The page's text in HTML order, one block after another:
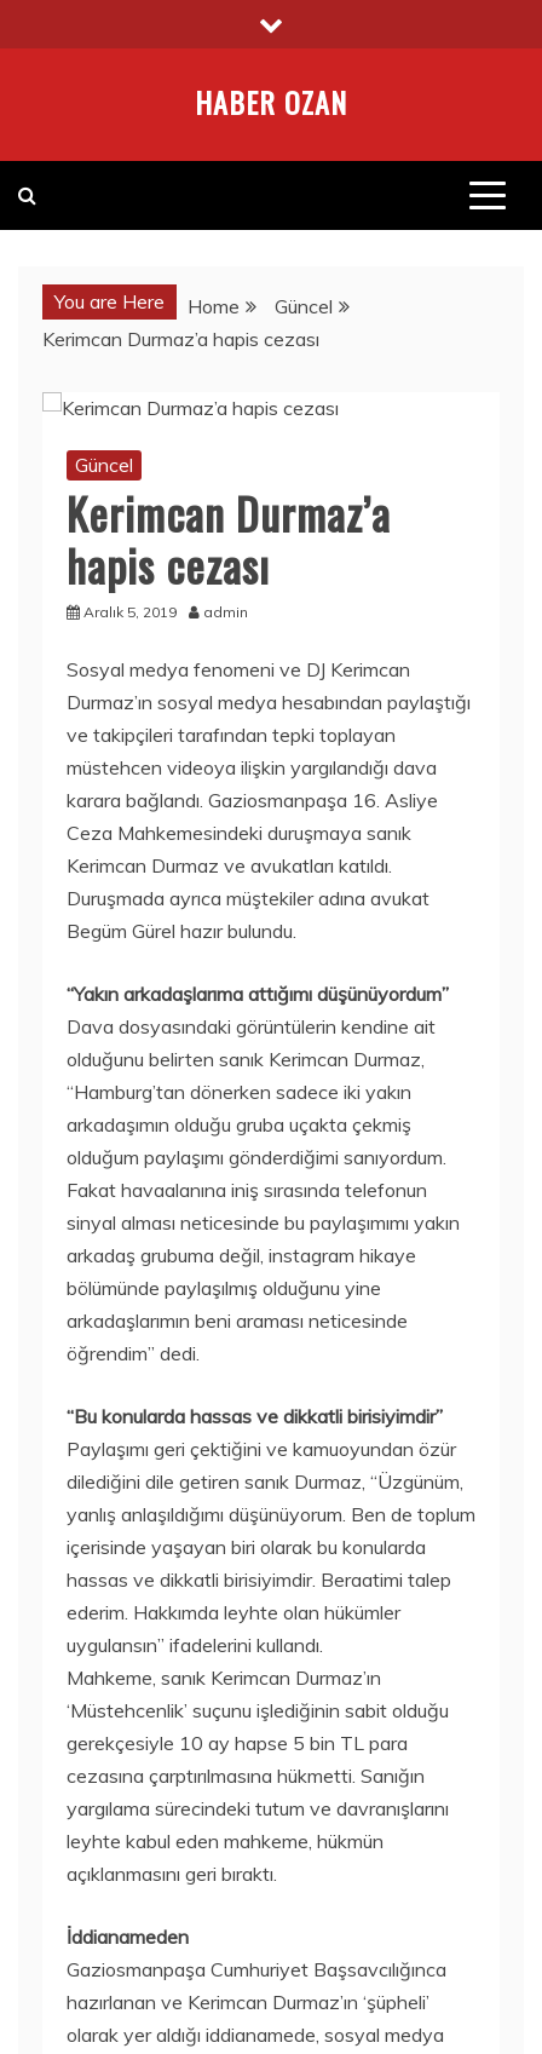
to
HABER OZAN
You are Here Home
Güncel
Kerimcan Durmaz’a hapis cezası
Güncel
Kerimcan Durmaz’a
hapis cezası
Aralık 5, 2019 admin
Sosyal medya fenomeni ve DJ Kerimcan
Durmaz’ın sosyal medya hesabından paylaştığı
ve takipçileri tarafından tepki toplayan
müstehcen videoya ilişkin yargılandığı dava
karara bağlandı. Gaziosmanpaşa 16. Asliye
Ceza Mahkemesindeki duruşmaya sanık
Kerimcan Durmaz ve avukatları katıldı.
Duruşmada ayrıca müştekiler adına avukat
Begüm Gürel hazır bulundu.
“Yakın arkadaşlarıma attığımı düşünüyordum”
Dava dosyasındaki görüntülerin kendine ait
olduğunu belirten sanık Kerimcan Durmaz,
“Hamburg’tan dönerken sadece iki yakın
arkadaşımın olduğu gruba uçakta çekmiş
olduğum paylaşımı gönderdiğimi sanıyordum.
Fakat havaalanına iniş sırasında telefonun
sinyal alması neticesinde bu paylaşımımı yakın
arkadaş grubuma değil, instagram hikaye
bölümünde paylaşılmış olduğunu yine
arkadaşlarımın beni araması neticesinde
öğrendim” dedi.
“Bu konularda hassas ve dikkatli birisiyimdir”
Paylaşımı geri çektiğini ve kamuoyundan özür
dilediğini dile getiren sanık Durmaz, “Üzgünüm,
yanlış anlaşıldığımı düşünüyorum. Ben de toplum
içerisinde yaşayan biri olarak bu konularda
hassas ve dikkatli birisiyimdir. Beraatimi talep
ederim. Hakkımda leyhte olan hükümler
uygulansın” ifadelerini kullandı.
Mahkeme, sanık Kerimcan Durmaz’ın
‘Müstehcenlik’ suçunu işlediğinin sabit olduğu
gerekçesiyle 10 ay hapse 5 bin TL para
cezasına çarptırılmasına hükmetti. Sanığın
yargılama sürecindeki tutum ve davranışlarını
leyhte kabul eden mahkeme, hükmün
açıklanmasını geri bıraktı.
İddianameden
Gaziosmanpaşa Cumhuriyet Başsavcılığınca
hazırlanan ve Kerimcan Durmaz’ın ‘şüpheli’
olarak yer aldığı iddianamede, sosyal medya